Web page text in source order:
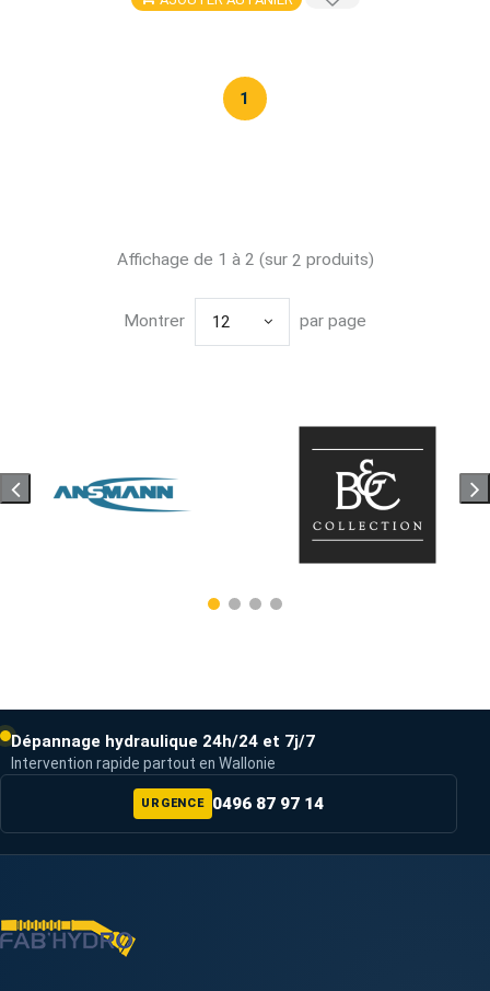
1
Affichage de 1 à 2 (sur 2 produits)
Montrer 12 par page
Dépannage hydraulique 24h/24 et 7j/7
Intervention rapide partout en Wallonie
URGENCE 0496 87 97 14